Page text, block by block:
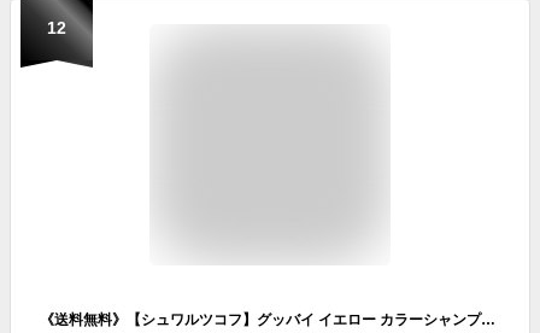
12
《送料無料》【シュワルツコフ】グッバイ イエロー カラーシャンプー 310g schwarzkopf カラーシャンプー【正規品・サロン専売品】◆お中元・お祝い・ギフト・お誕生日プレゼントにも◆